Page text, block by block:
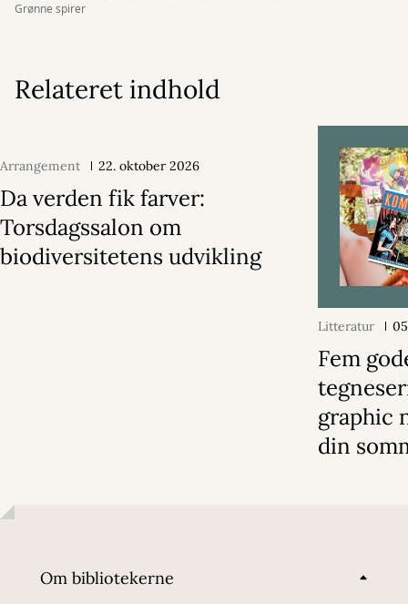
Grønne spirer
Relateret indhold
Arrangement 22. oktober 2026
Da verden fik farver:
Torsdagssalon om
biodiversitetens udvikling
Litteratur
Fem
graphic
din
Om bibliotekerne